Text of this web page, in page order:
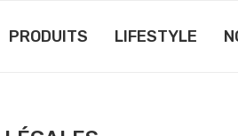
PRODUITS LIFESTYLE